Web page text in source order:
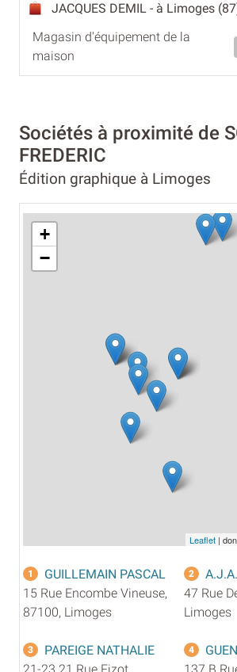
JACQUES DEMIL - à Limoges
Magasin d'équipement de la
maison
Sociétés à proximité de
FREDERIC
Édition graphique à Limoges
+
−
Leaflet |
1
GUILLEMAIN PASCAL
15 Rue Encombe Vineuse,
87100, Limoges
2
47 Rue
Limoges
3
PAREIGE NATHALIE
4